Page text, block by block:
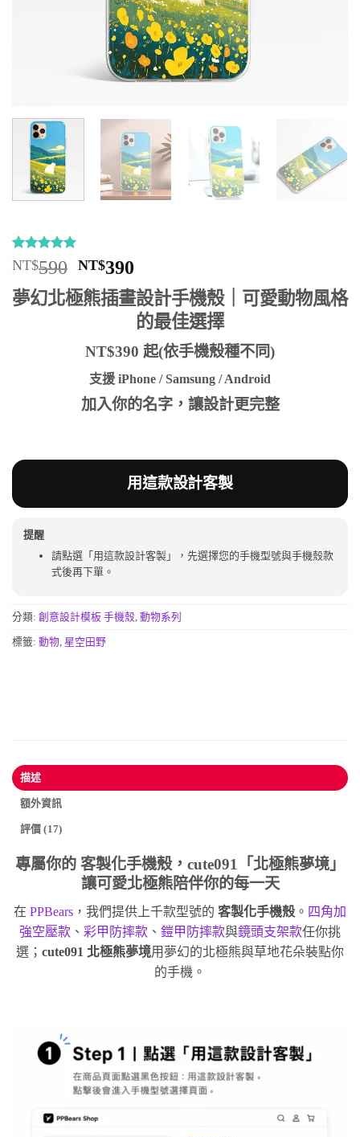
評分4.94
/ 5，已有
17
位顧客進
行評分
NT$590 原
始
價
NT$590。
NT$390
前
價
格：
NT$390。
夢幻北極熊插畫設計手機殼｜可愛動物風格
的最佳選擇
NT$390 起(依手機殼種不同)
支援 iPhone / Samsung / Android
加入你的名字，讓設計更完整
用這款設計客製
提醒
請點選「用這款設計客製」，先選擇您的手機型號與手機殼款
式後再下單。
分類: 創意設計模板 手機殼 動物系列
標籤: 動物 星空田野
描述
額外資訊
評價 (17)
專屬你的 客製化手機殼，cute091「北極熊夢境」
讓可愛北極熊陪伴你的每一天
在 PPBears ，我們提供上千款型號的 客製化手機殼 。 四角加
強空壓款 、 彩甲防摔款 、 鎧甲防摔款與鏡頭支架款任你挑
選； cute091 北極熊夢境用夢幻的北極熊與草地花朵裝點你
的手機。